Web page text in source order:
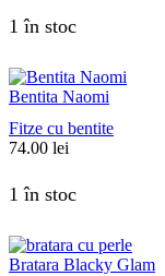
1 în stoc
Bentita Naomi
Fitze cu bentite
74.00 lei
1 în stoc
Bratara Blacky Glam